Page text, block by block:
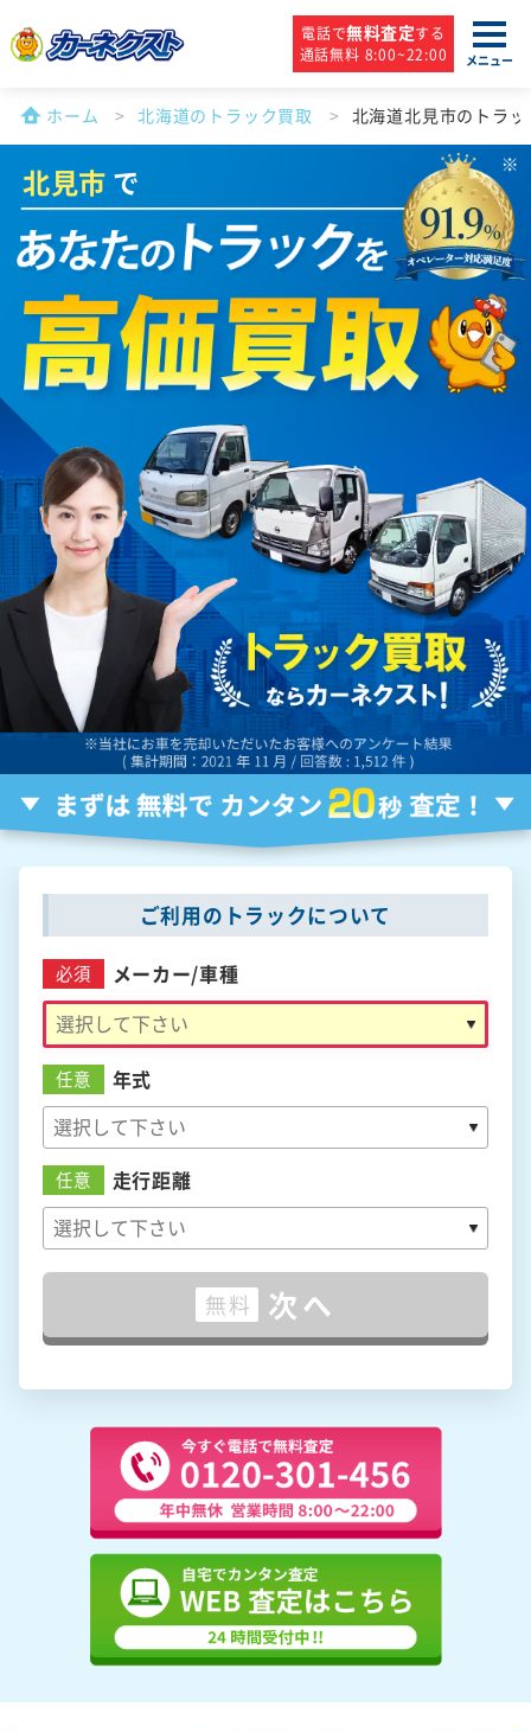
電話で無料査定する
通話無料 8:00~22:00
メニュー
ホーム 北海道のトラック買取 北海道北見市のトラ
北見市 で
ご利用のトラックについて
必須 メーカー/車種
任意 年式
任意 走行距離
無料 次へ